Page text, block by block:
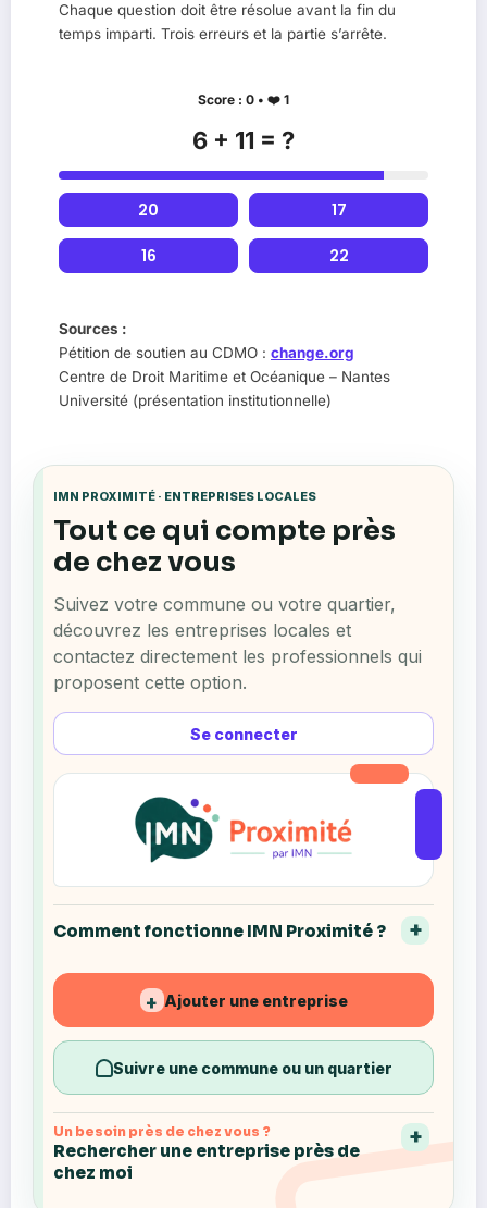
Chaque question doit être résolue avant la fin du
temps imparti. Trois erreurs et la partie s’arrête.
Score : 0 • ❤️ 1
6 + 11 = ?
20 17
16 22
Sources :
Pétition de soutien au CDMO : change.org
Centre de Droit Maritime et Océanique – Nantes
Université (présentation institutionnelle)
IMN PROXIMITÉ · ENTREPRISES LOCALES
Se connecter
Tout ce qui compte près
de chez vous
Suivez votre commune ou votre quartier,
découvrez les entreprises locales et
contactez directement les professionnels qui
proposent cette option.
Comment fonctionne IMN Proximité ?
+ Ajouter une entreprise
Suivre une commune ou un quartier
Un besoin près de chez vous ?
Rechercher une entreprise près de
chez moi